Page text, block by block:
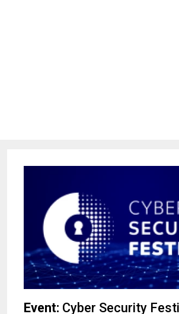
Event: Cyber Security